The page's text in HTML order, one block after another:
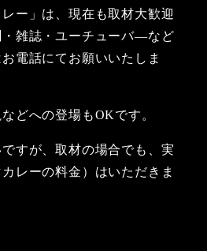
ー」は、現在も取材大歓迎
・雑誌・ユーチューバ―など
電話にてお願いいたしま
どへの登場もOKです。
すが、取材の場合でも、実
レーの料金）はいただきま